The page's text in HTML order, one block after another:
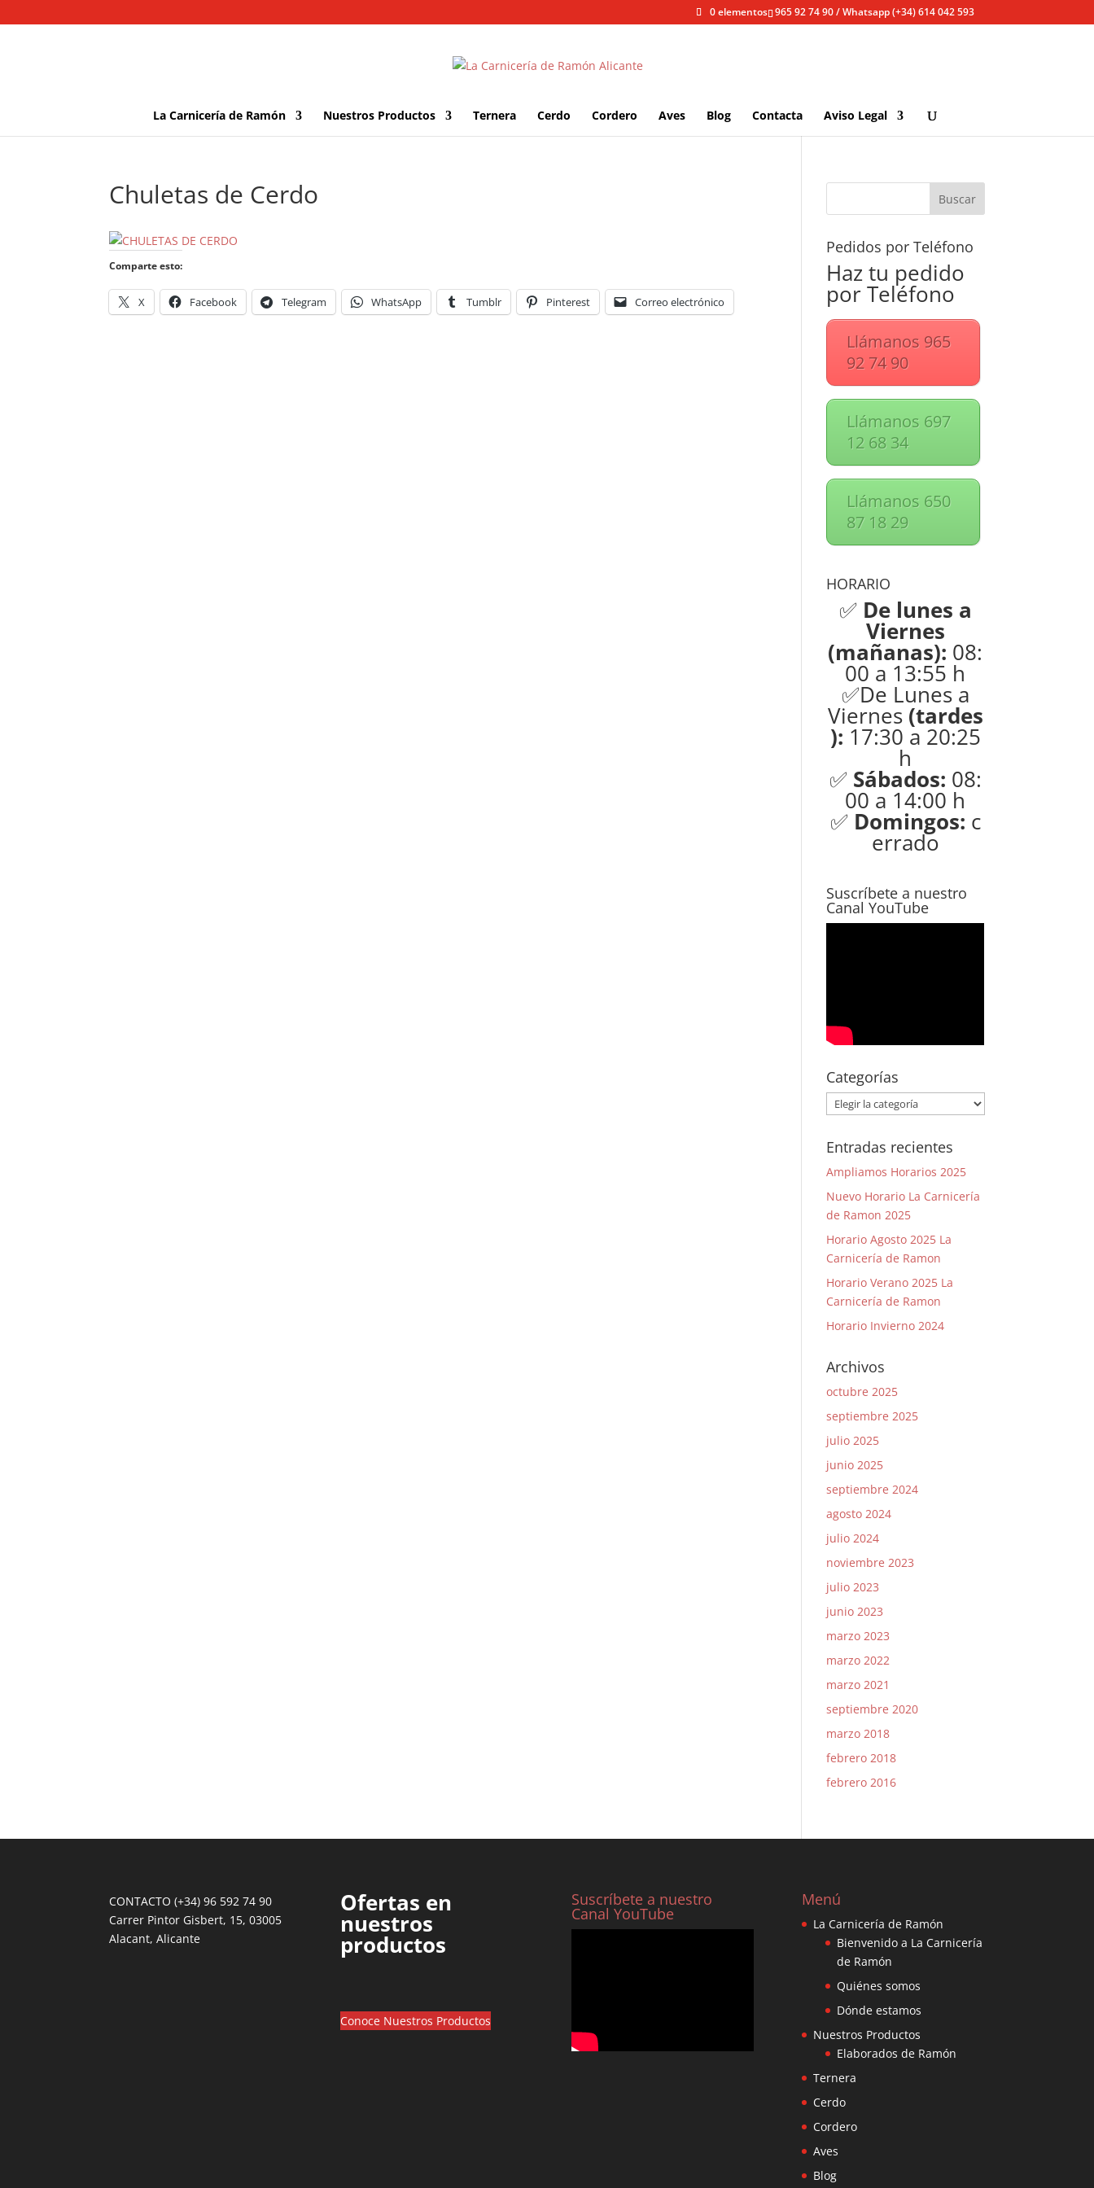
965 92 74 90 / Whatsapp (+34) 614 042 593
0 elementos
La Carnicería de Ramón Nuestros Productos Ternera Cerdo Cordero Aves Blog Contacta Aviso Legal
Chuletas de Cerdo
Comparte esto:
X Facebook Telegram WhatsApp Tumblr Pinterest Correo electrónico
Pedidos por Teléfono
Haz tu pedido
por Teléfono
Llámanos 965
92 74 90
Llámanos 697
12 68 34
Llámanos 650
87 18 29
HORARIO
✅ De lunes a
Viernes
(mañanas): 08:
00 a 13:55 h
✅De Lunes a
Viernes(tardes
): 17:30 a 20:25
h
✅ Sábados: 08:
00 a 14:00 h
✅ Domingos: c
errado
Suscríbete a nuestro
Canal YouTube
Categorías
Categorías
Entradas recientes
Ampliamos Horarios 2025
Nuevo Horario La Carnicería
de Ramon 2025
Horario Agosto 2025 La
Carnicería de Ramon
Horario Verano 2025 La
Carnicería de Ramon
Horario Invierno 2024
Archivos
octubre 2025
septiembre 2025
julio 2025
junio 2025
septiembre 2024
agosto 2024
julio 2024
noviembre 2023
julio 2023
junio 2023
marzo 2023
marzo 2022
marzo 2021
septiembre 2020
marzo 2018
febrero 2018
febrero 2016
CONTACTO (+34) 96 592 74 90
Carrer Pintor Gisbert, 15, 03005
Alacant, Alicante
Ofertas en
nuestros
productos
Conoce Nuestros Productos
Suscríbete a nuestro
Canal YouTube
Menú
La Carnicería de Ramón
Bienvenido a La Carnicería
de Ramón
Quiénes somos
Dónde estamos
Nuestros Productos
Elaborados de Ramón
Ternera
Cerdo
Cordero
Aves
Blog